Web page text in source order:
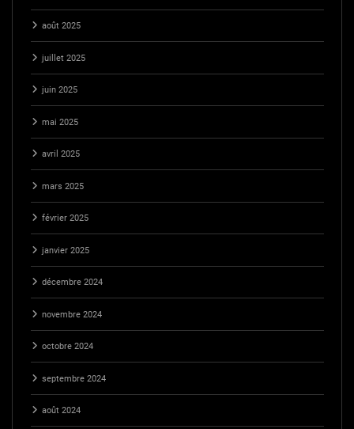
août 2025
juillet 2025
juin 2025
mai 2025
avril 2025
mars 2025
février 2025
janvier 2025
décembre 2024
novembre 2024
octobre 2024
septembre 2024
août 2024